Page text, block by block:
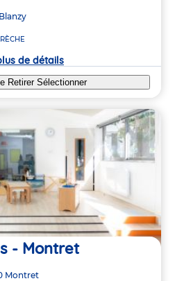
Blanzy
de détails
Retirer Sélectionner
- Montret
Montret